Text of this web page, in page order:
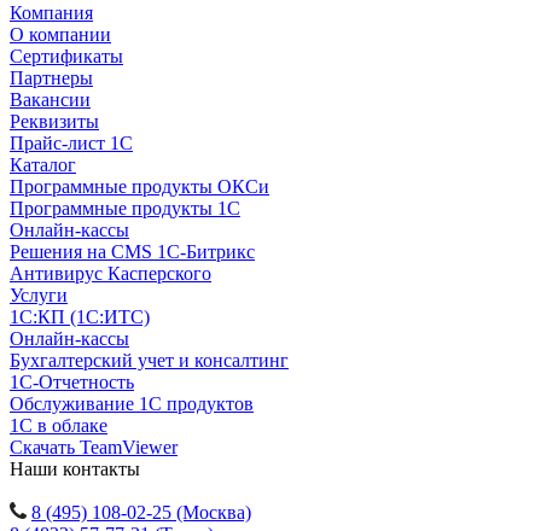
Компания
О компании
Сертификаты
Партнеры
Вакансии
Реквизиты
Прайс-лист 1С
Каталог
Программные продукты ОКСи
Программные продукты 1С
Онлайн-кассы
Решения на CMS 1С-Битрикс
Антивирус Касперского
Услуги
1С:КП (1С:ИТС)
Онлайн-кассы
Бухгалтерский учет и консалтинг
1С-Отчетность
Обслуживание 1С продуктов
1С в облаке
Скачать TeamViewer
Наши контакты
8 (495) 108-02-25 (Москва)